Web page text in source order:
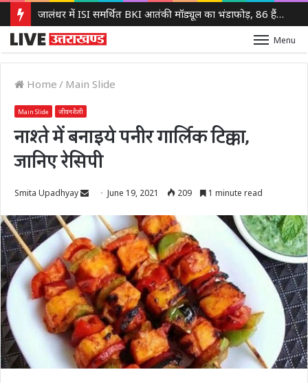
जालंधर में ISI समर्थित BKI आतंकी मॉड्यूल का भंडाफोड़, 86 हैंड ग्रेनेड बरामद, एक आरोपी गिरफ्तार
Menu
Home / Main Slide
Main Slide जीवनशैली
नाश्ते में बनाइये पनीर गार्लिक टिक्का,
जानिए रेसिपी
Smita Upadhyay
Send
email
June 19, 2021 209 1 minute read